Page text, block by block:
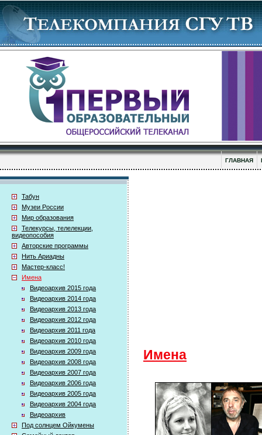
ГЛАВНАЯ
Табун
Музеи России
Мир образования
Телекурсы, телелекции,
видеопособия
Авторские программы
Нить Ариадны
Мастер-класс!
Имена
Видеоархив 2015 года
Видеоархив 2014 года
Видеоархив 2013 года
Видеоархив 2012 года
Видеоархив 2011 года
Видеоархив 2010 года
Видеоархив 2009 года
Видеоархив 2008 года
Видеоархив 2007 года
Видеоархив 2006 года
Видеоархив 2005 года
Видеоархив 2004 года
Видеоархив
Под солнцем Ойкумены
Имена